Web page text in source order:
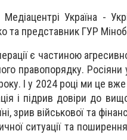
Україна -
та представник ГУР
є частиною
правопорядку. Росіяни
І у 2024 році ми це
і підрив довіри до
зрив військової та
ситуації та